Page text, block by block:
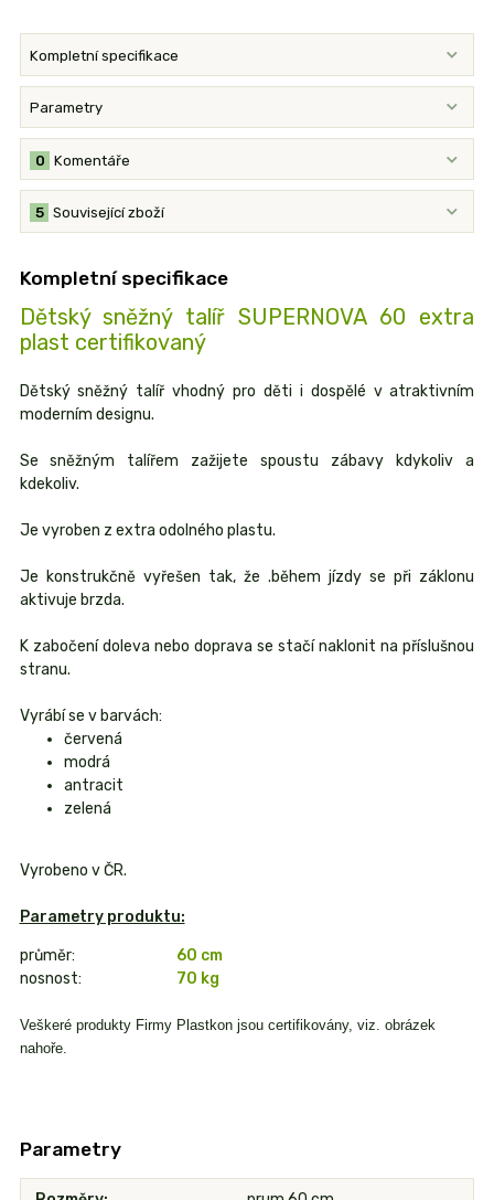
Kompletní specifikace
Parametry
Komentáře
0
Související zboží
5
Kompletní specifikace
Dětský sněžný talíř SUPERNOVA 60 extra
plast certifikovaný
Dětský sněžný talíř vhodný pro děti i dospělé v atraktivním
moderním designu.
Se sněžným talířem zažijete spoustu zábavy kdykoliv a
kdekoliv.
Je vyroben z extra odolného plastu.
Je konstrukčně vyřešen tak, že .během jízdy se při záklonu
aktivuje brzda.
K zabočení doleva nebo doprava se stačí naklonit na příslušnou
stranu.
Vyrábí se v barvách:
červená
modrá
antracit
zelená
Vyrobeno v ČR.
Parametry produktu:
průměr:
60 cm
nosnost:
70 kg
Veškeré produkty Firmy Plastkon jsou certifikovány, viz. obrázek
nahoře.
Parametry